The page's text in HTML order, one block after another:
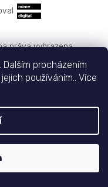
procházením
používáním.. Více
práva vyhrazena.